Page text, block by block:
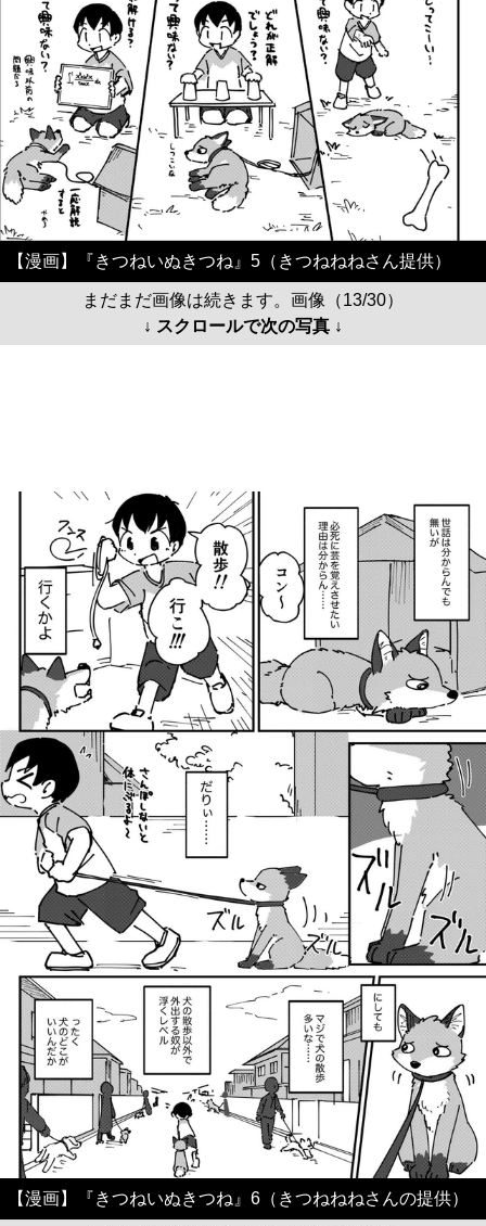
【漫画】『きつねいぬきつね』5（きつねねねさん提供）
まだまだ画像は続きます。画像（13/30）
↓ スクロールで次の写真 ↓
【漫画】『きつねいぬきつね』6（きつねねねさんの提供）